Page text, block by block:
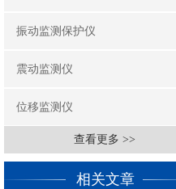
振动监测保护仪
震动监测仪
位移监测仪
查看更多 >>
相关文章